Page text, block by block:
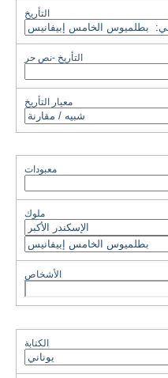
التأريخ
التأريخ -نص حر
معيار التأريخ
معبودات
ملوك
الأشخاص
الكتابة